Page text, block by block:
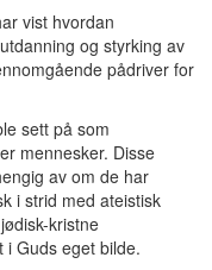
vist hvordan
og styrking av
pådriver for
sett på som
mennesker. Disse
av om de har
i strid med ateistisk
kristne
i Guds eget bilde.